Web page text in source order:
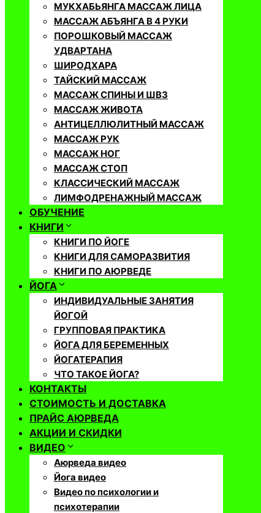
МУКХАБЬЯНГА МАССАЖ ЛИЦА
МАССАЖ АБЪЯНГА В 4 РУКИ
ПОРОШКОВЫЙ МАССАЖ
УДВАРТАНА
ШИРОДХАРА
ТАЙСКИЙ МАССАЖ
МАССАЖ СПИНЫ И ШВЗ
МАССАЖ ЖИВОТА
АНТИЦЕЛЛЮЛИТНЫЙ МАССАЖ
МАССАЖ РУК
МАССАЖ НОГ
МАССАЖ СТОП
КЛАССИЧЕСКИЙ МАССАЖ
ЛИМФОДРЕНАЖНЫЙ МАССАЖ
ОБУЧЕНИЕ
КНИГИ
КНИГИ ПО ЙОГЕ
КНИГИ ДЛЯ САМОРАЗВИТИЯ
КНИГИ ПО АЮРВЕДЕ
ЙОГА
ИНДИВИДУАЛЬНЫЕ ЗАНЯТИЯ
ЙОГОЙ
ГРУППОВАЯ ПРАКТИКА
ЙОГА ДЛЯ БЕРЕМЕННЫХ
ЙОГАТЕРАПИЯ
ЧТО ТАКОЕ ЙОГА?
КОНТАКТЫ
СТОИМОСТЬ И ДОСТАВКА
ПРАЙС АЮРВЕДА
АКЦИИ И СКИДКИ
ВИДЕО
Аюрведа видео
Йога видео
Видео по психологии и
психотерапии